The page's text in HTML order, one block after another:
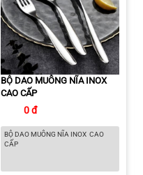
BỘ DAO MUỖNG NĨA INOX
CAO CẤP
0 đ
BỘ DAO MUỖNG NĨA INOX CAO
CẤP